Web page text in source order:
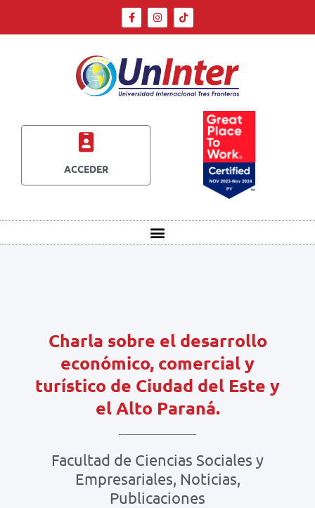
ACCEDER
Charla sobre el desarrollo
económico, comercial y
turístico de Ciudad del Este y
el Alto Paraná.
Facultad de Ciencias Sociales y
Empresariales, Noticias,
Publicaciones